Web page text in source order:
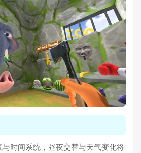
与时间系统，昼夜交替与天气变化将